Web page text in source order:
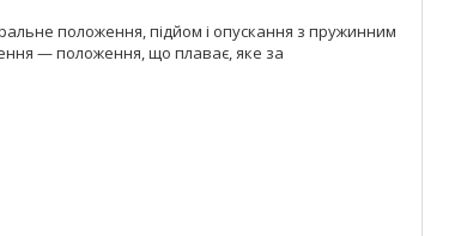
положення, підйом і опускання з пружинним
— положення, що плаває, яке за